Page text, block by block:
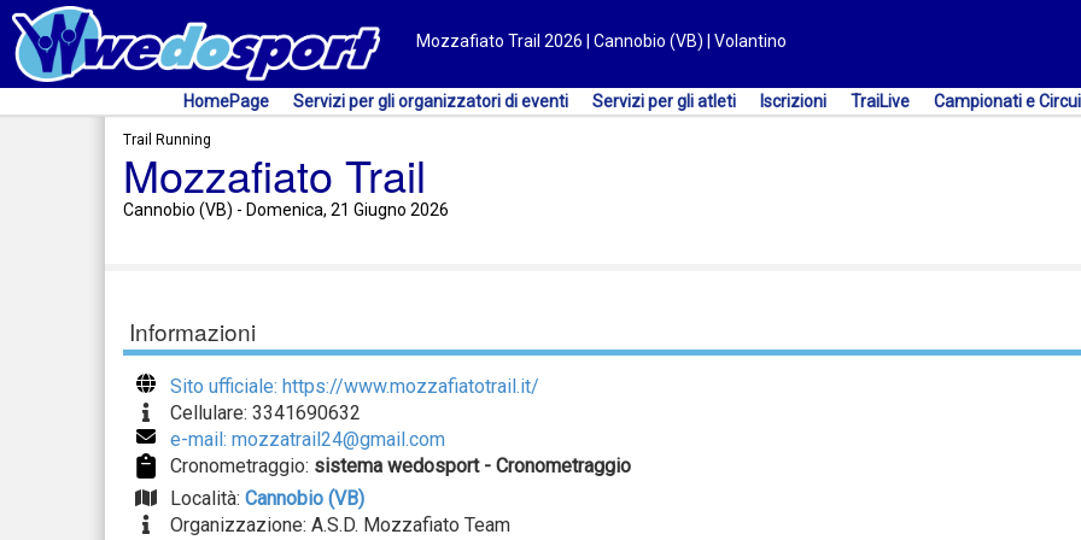
Mozzafiato Trail 2026 | Cannobio (VB) | Volantino
HomePage Servizi per gli organizzatori di eventi Servizi per gli atleti Iscrizioni TraiLive Campionati e
Trail Running
Mozzafiato Trail
Cannobio (VB) - Domenica, 21 Giugno 2026
Informazioni
Sito ufficiale: https://www.mozzafiatotrail.it/
Cellulare: 3341690632
e-mail: mozzatrail24@gmail.com
Cronometraggio: sistema wedosport - Cronometraggio
Località: Cannobio (VB)
Organizzazione: A.S.D. Mozzafiato Team